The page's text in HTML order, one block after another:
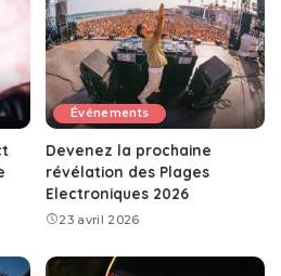
Événements
Devenez la prochaine
révélation des Plages
Electroniques 2026
23 avril 2026